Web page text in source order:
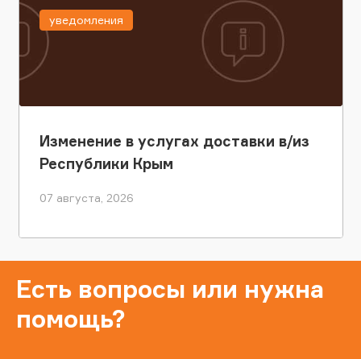
Изменение в услугах доставки в/из
Республики Крым
07 августа, 2026
уведомления
Есть вопросы или нужна
помощь?